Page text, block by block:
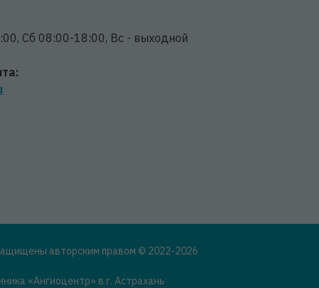
Сб 08:00-18:00, Вс - выходной
авторским правом © 2022-2026
«Ангиоцентр» в г. Астрахань